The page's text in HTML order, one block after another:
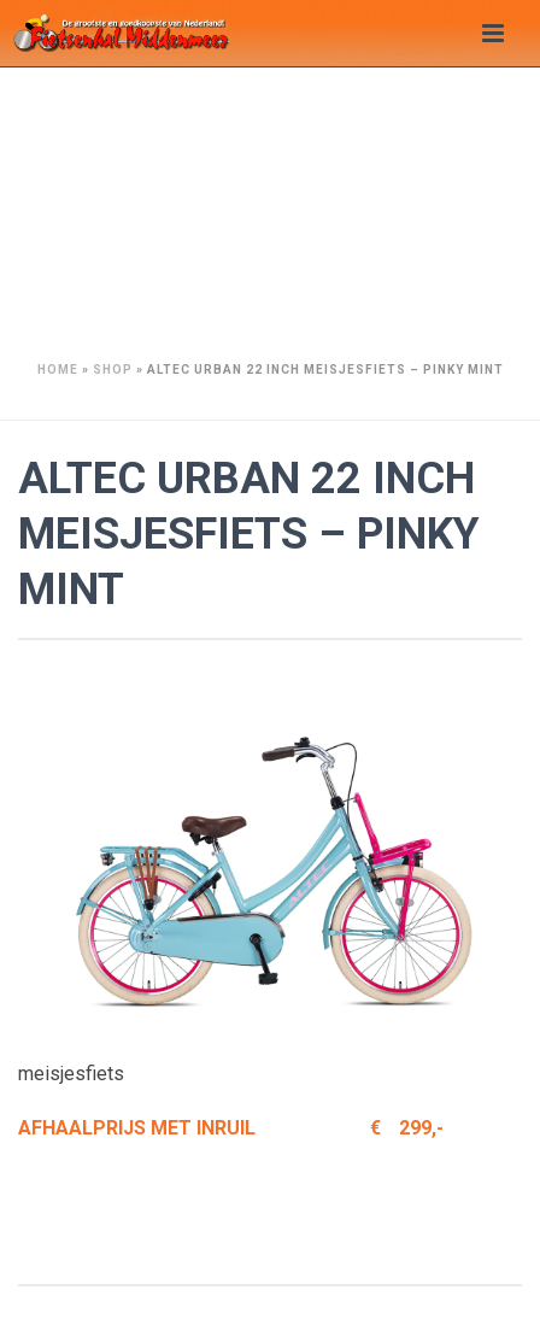
HOME » SHOP » ALTEC URBAN 22 INCH MEISJESFIETS – PINKY MINT
ALTEC URBAN 22 INCH
MEISJESFIETS – PINKY
MINT
meisjesfiets
AFHAALPRIJS MET INRUIL € 299,-